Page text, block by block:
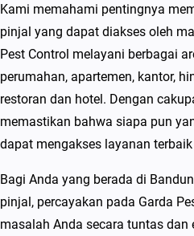
Kami memahami pentingnya
pinjal yang dapat diakses oleh
Pest Control melayani berbagai
perumahan, apartemen, kantor,
restoran dan hotel. Dengan
memastikan bahwa siapa pun
dapat mengakses layanan
Bagi Anda yang berada di
pinjal, percayakan pada Garda
masalah Anda secara tuntas